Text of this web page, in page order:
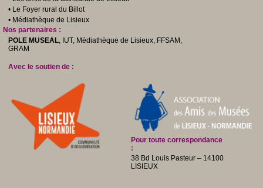
• Le Foyer rural du Billot
• Médiathèque de Lisieux
Nos partenaires :
POLE MUSEAL, IUT, Médiathèque de Lisieux, FFSAM,
GRAM
Avec le soutien de :
Pour toute correspondance
:
38 Bd Louis Pasteur – 14100
LISIEUX